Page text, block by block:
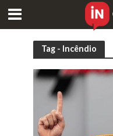
Tag - Incêndio